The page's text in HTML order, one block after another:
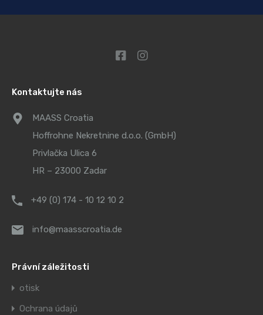
Kontaktujte nás
MAASS Croatia
Hoffrohne Nekretnine d.o.o. (GmbH)
Privlačka Ulica 6
HR – 23000 Zadar
+49 (0) 174 - 10 12 10 2
info@maasscroatia.de
Právní záležitosti
otisk
Ochrana údajů